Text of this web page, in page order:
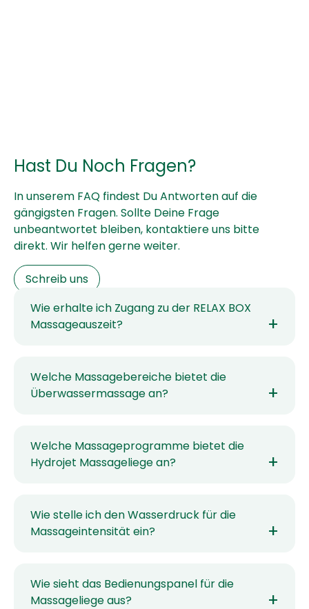
Hast Du Noch Fragen?
In unserem FAQ findest Du Antworten auf die
gängigsten Fragen. Sollte Deine Frage
unbeantwortet bleiben, kontaktiere uns bitte
direkt. Wir helfen gerne weiter.
Schreib uns
Wie erhalte ich Zugang zu der RELAX BOX
Massageauszeit?
Welche Massagebereiche bietet die
Überwassermassage an?
Welche Massageprogramme bietet die
Hydrojet Massageliege an?
Wie stelle ich den Wasserdruck für die
Massageintensität ein?
Wie sieht das Bedienungspanel für die
Massageliege aus?